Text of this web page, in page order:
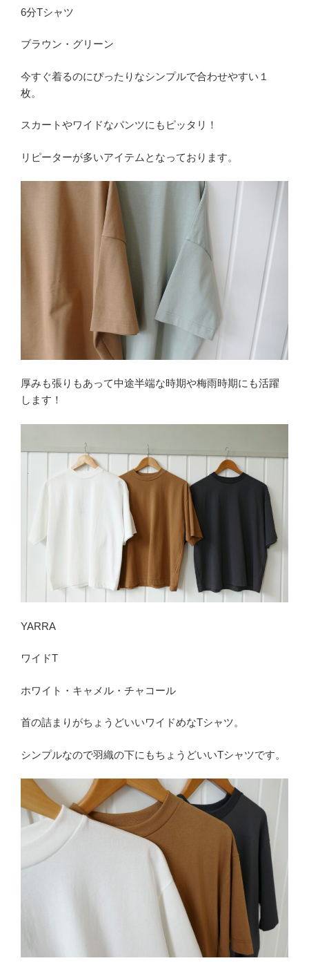
6分Tシャツ
ブラウン・グリーン
今すぐ着るのにぴったりなシンプルで合わせやすい１
枚。
スカートやワイドなパンツにもピッタリ！
リピーターが多いアイテムとなっております。
厚みも張りもあって中途半端な時期や梅雨時期にも活躍
します！
YARRA
ワイドT
ホワイト・キャメル・チャコール
首の詰まりがちょうどいいワイドめなTシャツ。
シンプルなので羽織の下にもちょうどいいTシャツです。